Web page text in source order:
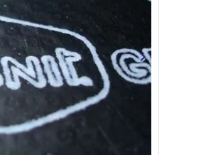
Siguiente
keyboard_arrow_right